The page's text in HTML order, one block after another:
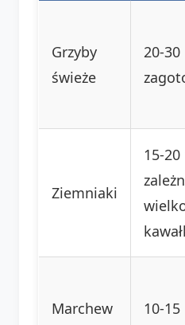
Grzyby
świeże
20-
Ziemniaki
15-
Marchew 10-